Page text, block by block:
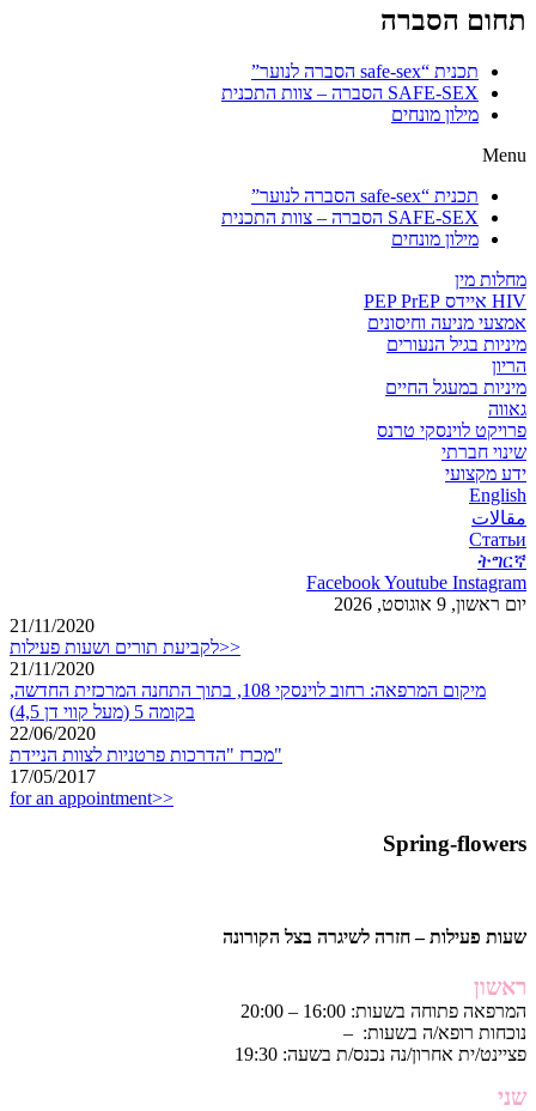
תחום הסברה
תכנית “safe-sex הסברה לנוער”
SAFE-SEX הסברה – צוות התכנית
מילון מונחים
Menu
תכנית “safe-sex הסברה לנוער”
SAFE-SEX הסברה – צוות התכנית
מילון מונחים
מחלות מין
HIV איידס PEP PrEP
אמצעי מניעה וחיסונים
מיניות בגיל הנעורים
הריון
מיניות במעגל החיים
גאווה
פרויקט לוינסקי טרנס
שינוי חברתי
ידע מקצועי
English
مقالات
Статьи
ትግርኛ
FacebookYoutube Instagram
יום ראשון, 9 אוגוסט, 2026
21/11/2020
לקביעת תורים ושעות פעילות>>
21/11/2020
מיקום המרפאה: רחוב לוינסקי 108, בתוך התחנה המרכזית החדשה,
בקומה 5 (מעל קווי דן 4,5)
22/06/2020
מכרז "הדרכות פרטניות לצוות הניידת"
17/05/2017
for an appointment>>
Spring-flowers
שעות פעילות – חזרה לשיגרה בצל הקורונה
ראשון
המרפאה פתוחה בשעות: 16:00 – 20:00
נוכחות רופא/ה בשעות: –
פציינט/ית אחרון/נה נכנס/ת בשעה: 19:30
שני